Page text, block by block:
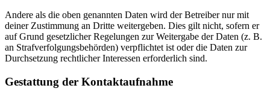
Andere als die oben genannten Daten wird der Betreiber nur mit
deiner Zustimmung an Dritte weitergeben. Dies gilt nicht, sofern er
auf Grund gesetzlicher Regelungen zur Weitergabe der Daten (z. B.
an Strafverfolgungsbehörden) verpflichtet ist oder die Daten zur
Durchsetzung rechtlicher Interessen erforderlich sind.
Gestattung der Kontaktaufnahme